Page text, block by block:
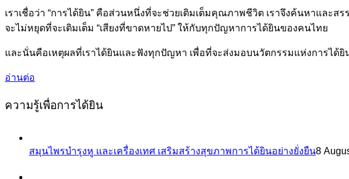
เราเชื่อว่า “การได้ยิน” คือส่วนหนึ่งที่จะช่วยเติมเต็มคุณภาพชีวิต เราจึงค้นหาและ
จะไม่หยุดที่จะเติมเต็ม “เสียงที่ขาดหายไป” ให้กับทุกปัญหาการได้ยินของคนไทย
และนั่นคือเหตุผลที่เราได้ยินและฟังทุกปัญหา เพื่อที่จะส่งมอบนวัตกรรมแห่งการได้ยิ
อ่านต่อ
ความรู้เพื่อการได้ยิน
สมุนไพรบำรุงหู และเครื่องเทศ เสริมสร้างสุขภาพการได้ยินอย่างยั่งยืน8